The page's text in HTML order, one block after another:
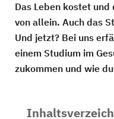
Das Leben kostet
von allein. Auch das
Und jetzt? Bei uns
einem Studium im
zukommen und wie